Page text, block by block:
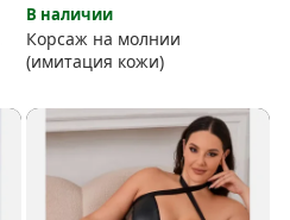
В наличии
Корсаж на молнии
(имитация кожи)